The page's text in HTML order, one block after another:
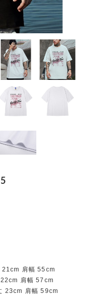
肩幅 55cm
肩幅 57cm
23cm 肩幅 59cm